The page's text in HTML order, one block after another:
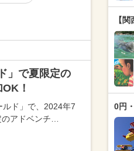
」で夏限定の
！
ド」で、2024年7
アドベンチ…
【
0円